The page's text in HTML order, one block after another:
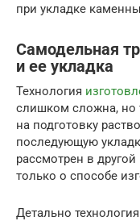
при укладке
Самодельная
и ее укладка
Технология
слишком сложна, но
на подготовку
последующую
рассмотрен в
только о способе
Детально